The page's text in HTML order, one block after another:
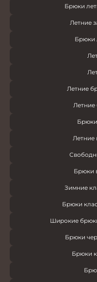
Брюки
Летние
Брюки
Летние
Брюки
Зимние
Брюки
Широкие
Брюки
Брюки